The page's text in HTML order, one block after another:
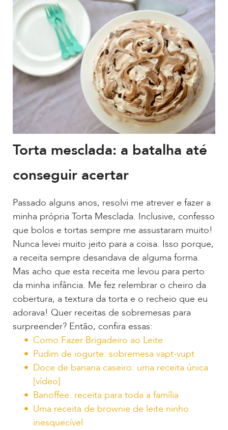
Torta mesclada: a batalha até
conseguir acertar
Passado alguns anos, resolvi me atrever e fazer a
minha própria Torta Mesclada. Inclusive, confesso
que bolos e tortas sempre me assustaram muito!
Nunca levei muito jeito para a coisa. Isso porque,
a receita sempre desandava de alguma forma.
Mas acho que esta receita me levou para perto
da minha infância. Me fez relembrar o cheiro da
cobertura, a textura da torta e o recheio que eu
adorava! Quer receitas de sobremesas para
surpreender? Então, confira essas:
Como Fazer Brigadeiro ao Leite
Pudim de iogurte: sobremesa vapt-vupt
Doce de banana caseiro: uma receita única
[vídeo]
Banoffee: receita para toda a família
Uma receita de brownie de leite ninho
inesquecível